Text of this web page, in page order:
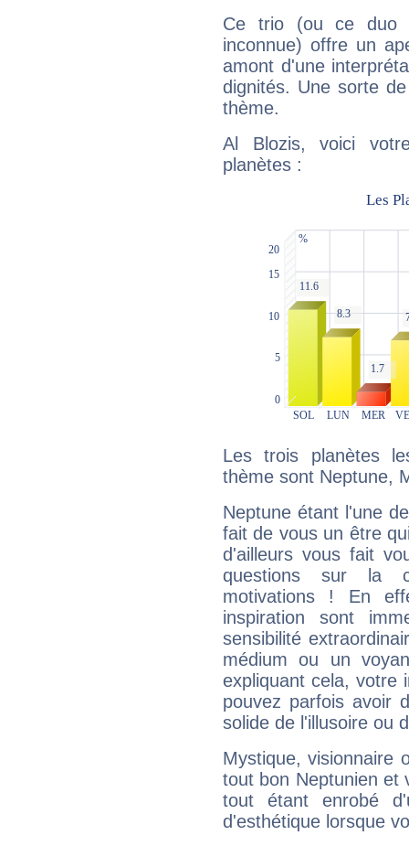
Ce trio (ou ce duo
inconnue) offre un
amont d'une
dignités. Une sorte
thème.
Al Blozis, voici
planètes :
Les trois planètes
thème sont Neptune,
Neptune étant l'une
fait de vous un être
d'ailleurs vous fait
questions sur la
motivations ! En
inspiration sont
sensibilité
médium ou un
expliquant cela, votre
pouvez parfois avoir
solide de l'illusoire ou
Mystique, visionnaire
tout bon Neptunien et
tout étant enrobé
d'esthétique lorsque